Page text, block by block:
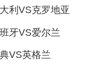
利VS克罗地亚
牙VS爱尔兰
VS英格兰